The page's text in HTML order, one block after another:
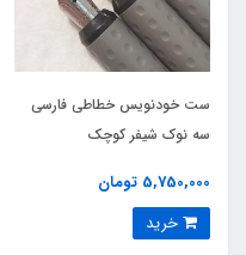
ست خودنویس خطاطی فارسی
سه نوک شیفر کوچک
5,750,000 تومان